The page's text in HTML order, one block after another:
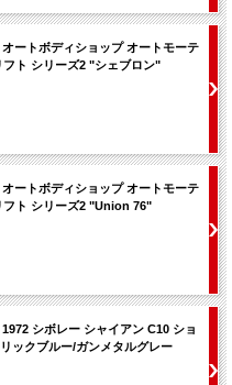
ートボディショップ オートモーテ
フト シリーズ2 "シェブロン"
ートボディショップ オートモーテ
フト シリーズ2 "Union 76"
シボレー シャイアン C10 ショ
ックブルー/ガンメタルグレー